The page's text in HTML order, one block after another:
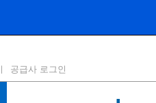
공급사 로그인